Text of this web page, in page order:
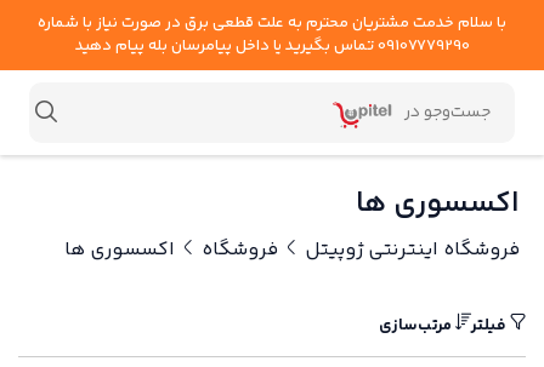
با سلام خدمت مشتریان محترم به علت قطعی برق در صورت نیاز با شماره
09107779290 تماس بگیرید یا داخل پیامرسان بله پیام دهید
اکسسوری ها
فروشگاه اینترنتی ژوپیتل فروشگاه اکسسوری ها
فیلتر مرتب‌سازی